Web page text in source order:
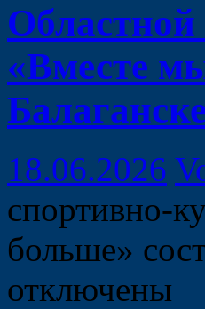
«Вместе
18.06.2026
спортивно-
больше»
отключены